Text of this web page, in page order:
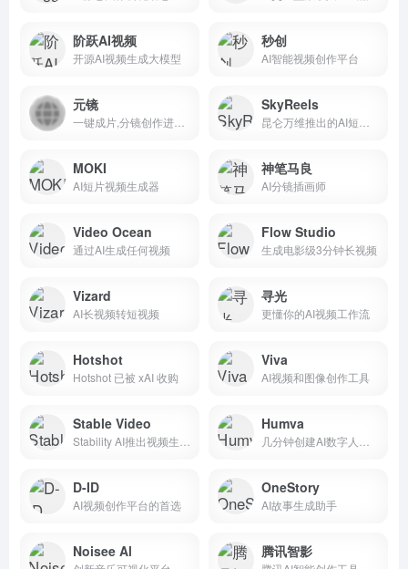
阶跃AI视频
开源AI视频生成大模型
秒创
AI智能视频创作平台
元镜
一键成片,分镜创作进入多模态新纪元
SkyReels
昆仑万维推出的AI短剧创作平台
MOKI
AI短片视频生成器
神笔马良
AI分镜插画师
Video Ocean
通过AI生成任何视频
Flow Studio
生成电影级3分钟长视频
Vizard
AI长视频转短视频
寻光
更懂你的AI视频工作流
Hotshot
Hotshot 已被 xAI 收购
Viva
AI视频和图像创作工具
Stable Video
Stability AI推出视频生成工具
Humva
几分钟创建AI数字人视频
D-ID
AI视频创作平台的首选
OneStory
AI故事生成助手
Noisee Al 腾讯智影